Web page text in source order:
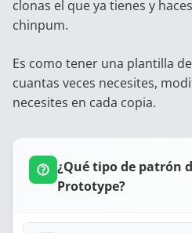
clonas el que ya tienes y
chinpum.
Es como tener una plantilla
cuantas veces necesites,
necesites en cada copia.
¿Qué tipo de patrón
Prototype?